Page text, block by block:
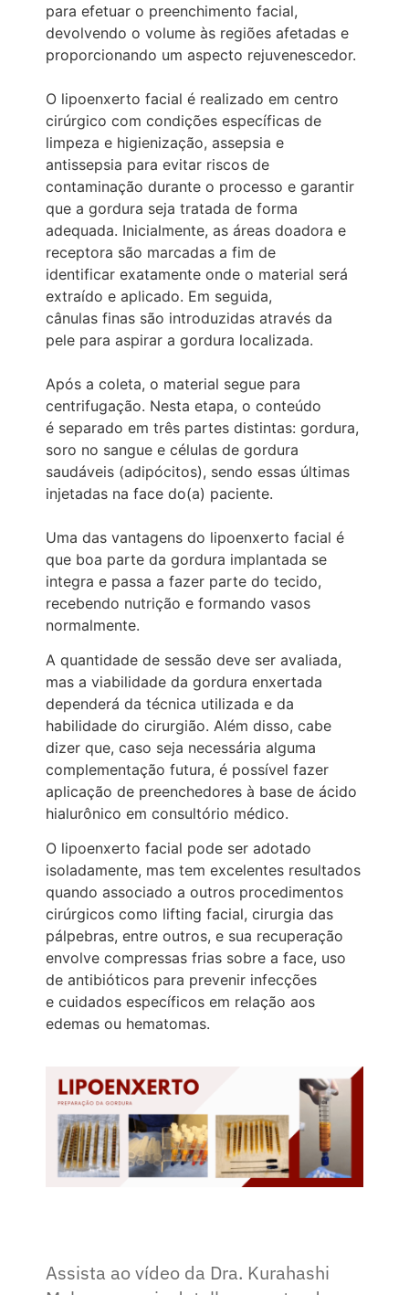
para efetuar o preenchimento facial,
devolvendo o volume às regiões afetadas e
proporcionando um aspecto rejuvenescedor.
O lipoenxerto facial é realizado em centro
cirúrgico com condições específicas de
limpeza e higienização, assepsia e
antissepsia para evitar riscos de
contaminação durante o processo e garantir
que a gordura seja tratada de forma
adequada. Inicialmente, as áreas doadora e
receptora são marcadas a fim de
identificar exatamente onde o material será
extraído e aplicado. Em seguida,
cânulas finas são introduzidas através da
pele para aspirar a gordura localizada.
Após a coleta, o material segue para
centrifugação. Nesta etapa, o conteúdo
é separado em três partes distintas: gordura,
soro no sangue e células de gordura
saudáveis (adipócitos), sendo essas últimas
injetadas na face do(a) paciente.
Uma das vantagens do lipoenxerto facial é
que boa parte da gordura implantada se
integra e passa a fazer parte do tecido,
recebendo nutrição e formando vasos
normalmente.
A quantidade de sessão deve ser avaliada,
mas a viabilidade da gordura enxertada
dependerá da técnica utilizada e da
habilidade do cirurgião. Além disso, cabe
dizer que, caso seja necessária alguma
complementação futura, é possível fazer
aplicação de preenchedores à base de ácido
hialurônico em consultório médico.
O lipoenxerto facial pode ser adotado
isoladamente, mas tem excelentes resultados
quando associado a outros procedimentos
cirúrgicos como lifting facial, cirurgia das
pálpebras, entre outros, e sua recuperação
envolve compressas frias sobre a face, uso
de antibióticos para prevenir infecções
e cuidados específicos em relação aos
edemas ou hematomas.
Assista ao vídeo da Dra. Kurahashi